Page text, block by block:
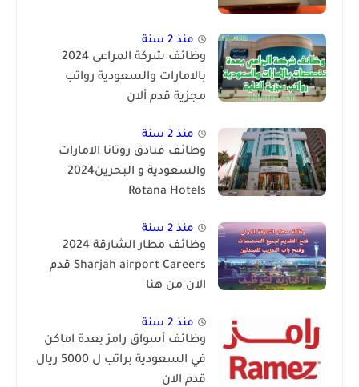
منذ 2 سنة
وظائف شركة المراعى 2024
بالامارات والسعودية رواتب
مجزية قدم ألان
منذ 2 سنة
وظائف فنادق روتانا الامارات
والسعودية و البحرين2024
Rotana Hotels
منذ 2 سنة
وظائف مطار الشارقة 2024
Sharjah airport Careers قدم
الان من هنا
منذ 2 سنة
وظائف أسواق رامز بعدة اماكن
في السعودية براتب ل 5000 ريال
قدم الان